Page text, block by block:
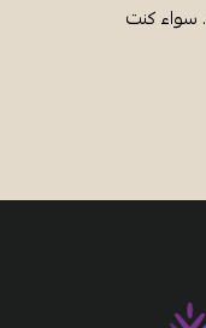
. سواء كنت